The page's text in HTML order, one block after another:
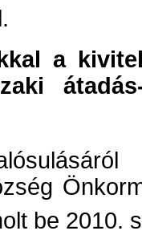
a
átadás-
be 2010.